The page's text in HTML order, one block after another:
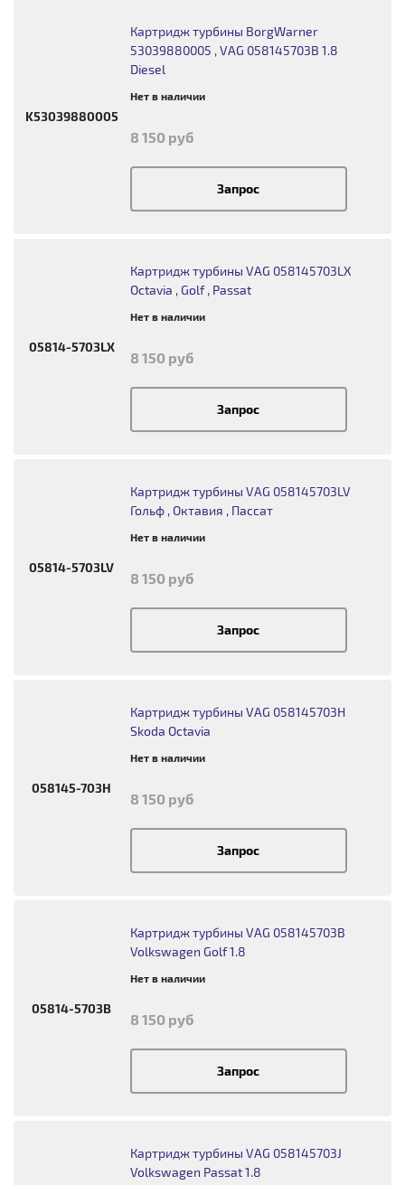
K53039880005
Картридж турбины BorgWarner
53039880005 , VAG 058145703B 1.8
Diesel
Нет в наличии
8 150 руб
Запрос
05814-5703LX
Картридж турбины VAG 058145703LX
Octavia , Golf , Passat
Нет в наличии
8 150 руб
Запрос
05814-5703LV
Картридж турбины VAG 058145703LV
Гольф , Октавия , Пассат
Нет в наличии
8 150 руб
Запрос
058145-703H
Картридж турбины VAG 058145703H
Skoda Octavia
Нет в наличии
8 150 руб
Запрос
05814-5703B
Картридж турбины VAG 058145703B
Volkswagen Golf 1.8
Нет в наличии
8 150 руб
Запрос
Картридж турбины VAG 058145703J
Volkswagen Passat 1.8